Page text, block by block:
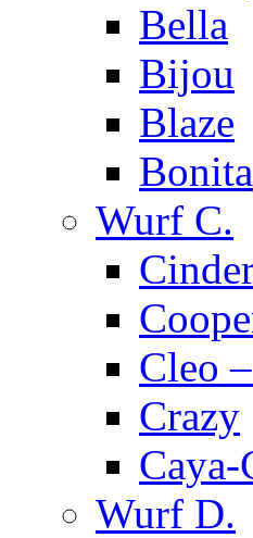
Bella
Bijou
Blaze
Bonita
Wurf C.
Cleo
Crazy
Caya-
Wurf D.